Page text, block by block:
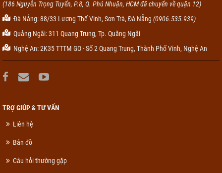
(186 Nguyễn Trọng Tuyển, P.8, Q. Phú Nhuận, HCM đã chuyển về quận 12)
Đà Nẵng: 88/33 Lương Thế Vinh, Sơn Trà, Đà Nẵng (0906.535.939)
Quảng Ngãi: 311 Quang Trung, Tp. Quãng Ngãi
Nghệ An: 2K35 TTTM GO - Số 2 Quang Trung, Thành Phố Vinh, Nghệ An
TRỢ GIÚP & TƯ VẤN
Liên hệ
Bản đồ
Câu hỏi thường gặp